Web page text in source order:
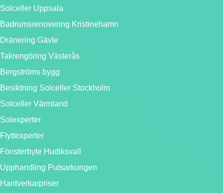
Solceller Uppsala
Badrumsrenovering Kristinehamn
Dränering Gävle
Takrengöring Västerås
Bergströms bygg
Besiktning Solceller Stockholm
Solceller Värmland
Solexperter
Flyttexperter
Fönsterbyte Hudiksvall
Upphandling Putsarkungen
Hantverkarpriser